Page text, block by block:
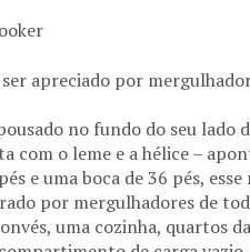
apreciado por
no fundo do seu lado
com o leme e a hélice –
e uma boca de 36 pés,
por mergulhadores de
uma cozinha, quartos